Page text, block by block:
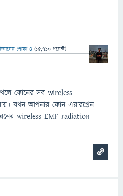
পোকা ৪ (15,710 পয়েন্ট)
ফোনের সব wireless
যখন আপনার ফোন এয়ারপ্লেন
wireless EMF radiation